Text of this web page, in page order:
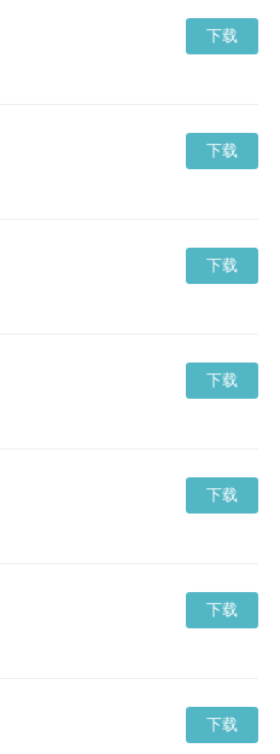
下载
下载
下载
下载
下载
下载
下载